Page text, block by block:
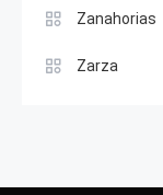
Zanahorias
Zarza